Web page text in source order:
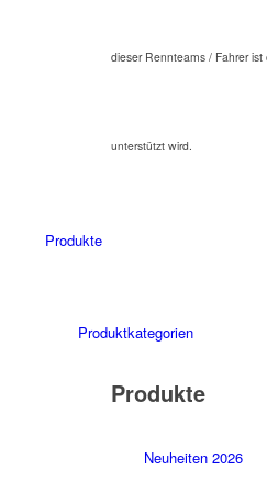
dieser Rennteams / Fahrer
unterstützt wird.
Produkte
Produktkategorien
Produkte
Neuheiten 2026